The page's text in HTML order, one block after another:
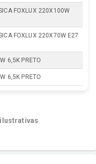
FOXLUX 220X100W
FOXLUX 220X70W E27
6,5K PRETO
6,5K PRETO